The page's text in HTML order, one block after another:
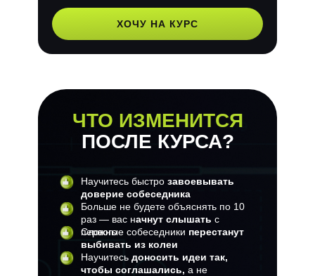
ХОЧУ НА КУРС
Научитесь быстро завоевывать
доверие собеседника
Больше не будете объяснять по 10
раз — вас начнут слышать с
первого
Сложные собеседники перестанут
выбивать из колеи
Научитесь доносить идеи так,
чтобы соглашались, а не
ЧТО ИЗМЕНИТСЯ
ПОСЛЕ КУРСА?